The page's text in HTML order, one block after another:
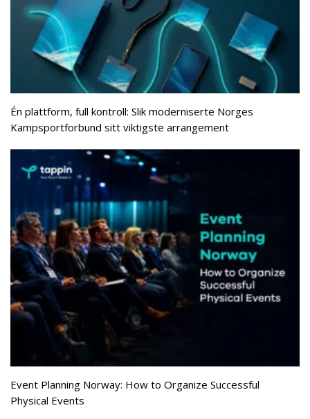
Én plattform, full kontroll: Slik moderniserte Norges
Kampsportforbund sitt viktigste arrangement
Event Planning Norway: How to Organize Successful
Physical Events